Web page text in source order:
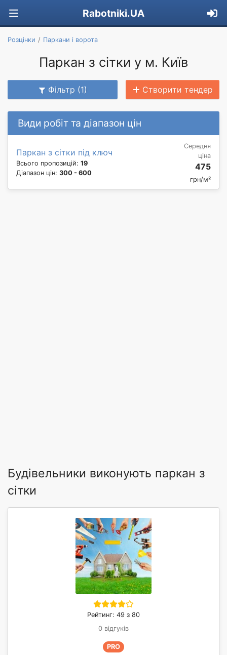
Rabotniki.UA
Розцінки Паркани і ворота
Паркан з сітки у м. Київ
Фільтр (1) Створити тендер
Види робіт та діапазон цін
Паркан з сітки під ключ
Всього пропозицій: 19
Діапазон цін: 300 - 600
Середня
ціна
475
грн/м²
Будівельники виконують паркан з
сітки
Рейтинг: 49 з 80
0 відгуків
PRO